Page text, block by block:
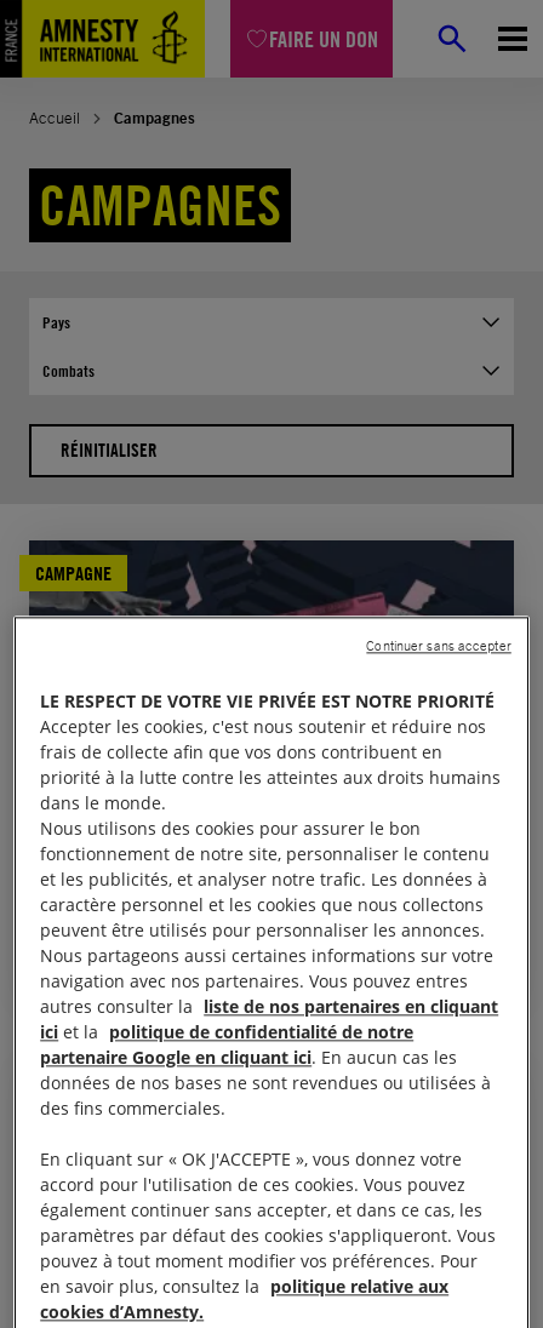
FAIRE UN DON
Aller
au
contenu
Accueil Campagnes
CAMPAGNES
Pays
Combats
RÉINITIALISER
CAMPAGNE
5 janvier, 2026
Comment l’État fabrique la précarité des
travailleur·euses étranger·es
FRANCE RÉFUGIÉS ET MIGRANTS
CAMPAGNE
LE RESPECT DE VOTRE VIE PRIVÉE EST NOTRE PRIORITÉ
Accepter les cookies, c'est nous soutenir et réduire nos
frais de collecte afin que vos dons contribuent en
priorité à la lutte contre les atteintes aux droits humains
dans le monde.
Nous utilisons des cookies pour assurer le bon
fonctionnement de notre site, personnaliser le contenu
et les publicités, et analyser notre trafic. Les données à
caractère personnel et les cookies que nous collectons
peuvent être utilisés pour personnaliser les annonces.
Nous partageons aussi certaines informations sur votre
navigation avec nos partenaires. Vous pouvez entres
autres consulter la liste de nos partenaires en cliquant
ici et la politique de confidentialité de notre
partenaire Google en cliquant ici. En aucun cas les
données de nos bases ne sont revendues ou utilisées à
des fins commerciales.
En cliquant sur « OK J'ACCEPTE », vous donnez votre
accord pour l'utilisation de ces cookies. Vous pouvez
également continuer sans accepter, et dans ce cas, les
paramètres par défaut des cookies s'appliqueront. Vous
pouvez à tout moment modifier vos préférences. Pour
en savoir plus, consultez la politique relative aux
cookies d’Amnesty.
Continuer sans accepter